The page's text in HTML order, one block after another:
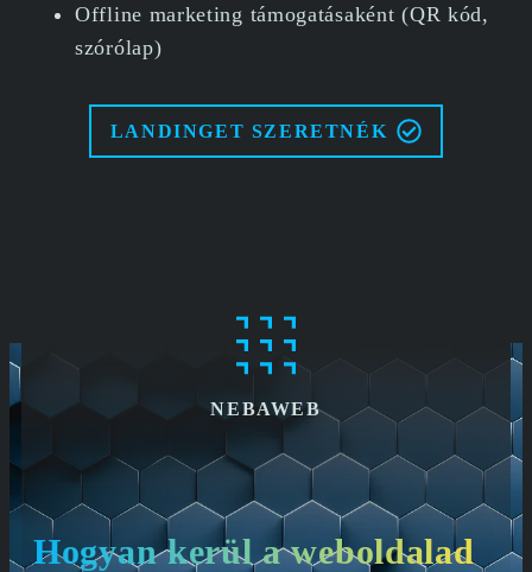
Offline marketing támogatásaként (QR kód,
szórólap)
LANDINGET SZERETNÉK
NEBAWEB
Hogyan kerül a weboldalad